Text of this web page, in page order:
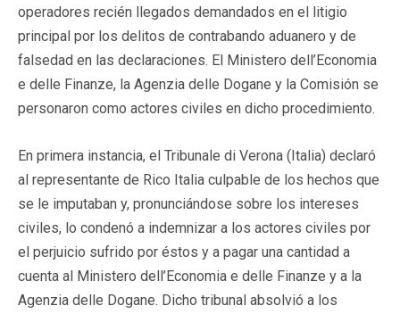
operadores recién llegados demandados en el litigio
principal por los delitos de contrabando aduanero y de
falsedad en las declaraciones. El Ministero dell’Economia
e delle Finanze, la Agenzia delle Dogane y la Comisión se
personaron como actores civiles en dicho procedimiento.
En primera instancia, el Tribunale di Verona (Italia) declaró
al representante de Rico Italia culpable de los hechos que
se le imputaban y, pronunciándose sobre los intereses
civiles, lo condenó a indemnizar a los actores civiles por
el perjuicio sufrido por éstos y a pagar una cantidad a
cuenta al Ministero dell’Economia e delle Finanze y a la
Agenzia delle Dogane. Dicho tribunal absolvió a los